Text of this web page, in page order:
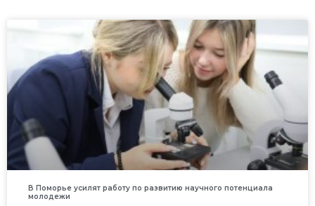
В Поморье усилят работу по развитию научного потенциала
молодежи